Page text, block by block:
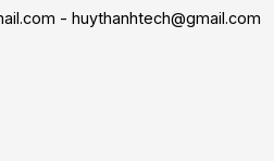
- huythanhtech@gmail.com